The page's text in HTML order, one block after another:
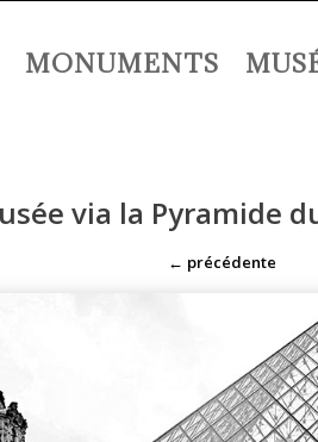
MONUMENTS
via la Pyramide
← précédente